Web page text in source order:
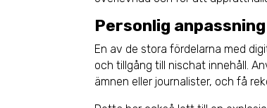
Personlig
En av de stora fördelarna med
och tillgång till nischat innehåll.
ämnen eller journalister, och få